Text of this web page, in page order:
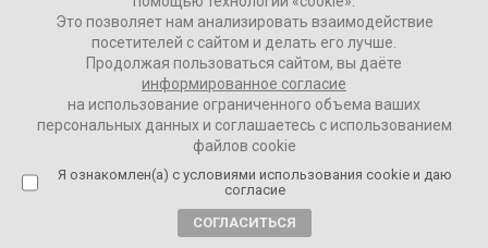
«Томагавки» оказались шуткой
50081
Это позволяет нам анализировать взаимодействие
посетителей с сайтом и делать его лучше.
Продолжая пользоваться сайтом, вы даёте
информированное согласие
на использование ограниченного объема ваших
персональных данных и соглашаетесь с использованием
файлов cookie
Я ознакомлен(а) с условиями использования cookie и даю
согласие
СОГЛАСИТЬСЯ